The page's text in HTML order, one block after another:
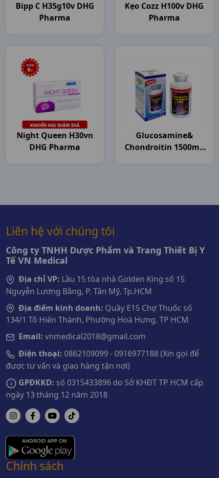
Bipp C H35g10v DHG
Pharma
Kẹo Cozz H100v DHG
Pharma
Night Queen H30vn
DHG Pharma
Glucosamine&
Chondroitin 1500mg
Liên hệ với chúng tôi
Công ty TNHH Dược Phẩm và Trang Thiết Bị Y
Tế VN Medical
Địa chỉ VP: Lầu 15 tòa nhà Golden King số 15
Nguyễn Lương Bằng, P. Tân Mỹ, Tp.HCM
Địa điểm kinh doanh: Quầy E15 Chợ Thuốc số
134/1 Tô Hiến Thành, Phường Hoà Hưng, TP HCM
Email: vnmedical2018@gmail.com
Điện thoại: 0862109099 - 0916977188 (Xin gọi để
được tư vấn và giao hàng tận nơi)
GPĐKKD: số 0315433896 do Sở KHĐT TP HCM cấp
ngày 13 tháng 12 năm 2018
Chính sách